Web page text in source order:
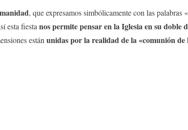
, que expresamos simbólicamente con las
esta fiesta nos permite pensar en la Iglesia en su doble
están unidas por la realidad de la «comunión de